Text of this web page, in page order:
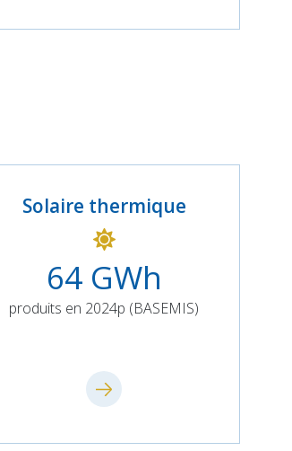
Solaire thermique
64 GWh
produits en 2024p (BASEMIS)